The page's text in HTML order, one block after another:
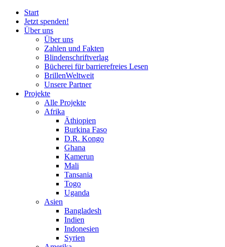
Start
Jetzt spenden!
Über uns
Über uns
Zahlen und Fakten
Blindenschriftverlag
Bücherei fürbarrierefreies Lesen
BrillenWeltweit
Unsere Partner
Projekte
Alle Projekte
Afrika
Äthiopien
Burkina Faso
D.R. Kongo
Ghana
Kamerun
Mali
Tansania
Togo
Uganda
Asien
Bangladesh
Indien
Indonesien
Syrien